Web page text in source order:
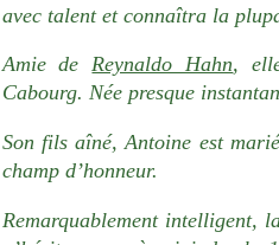
avec talent et connaîtra la
Amie deReynaldo Hahn,
Cabourg. Née presque
Son fils aîné, Antoine est
champ d’honneur.
Remarquablement intelligent,